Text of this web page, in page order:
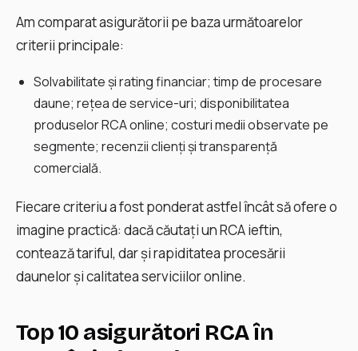
Am comparat asigurătorii pe baza următoarelor
criterii principale:
Solvabilitate și rating financiar; timp de procesare
daune; rețea de service-uri; disponibilitatea
produselor RCA online; costuri medii observate pe
segmente; recenzii clienți și transparență
comercială.
Fiecare criteriu a fost ponderat astfel încât să ofere o
imagine practică: dacă căutați un RCA ieftin,
contează tariful, dar și rapiditatea procesării
daunelor și calitatea serviciilor online.
Top 10 asigurători RCA în